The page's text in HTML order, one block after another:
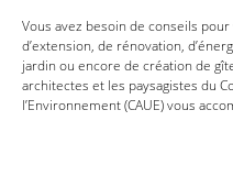
Vous avez besoin de conseils
d’extension, de rénovation,
jardin ou encore de création de
architectes et les paysagistes du
l’Environnement (CAUE) vous